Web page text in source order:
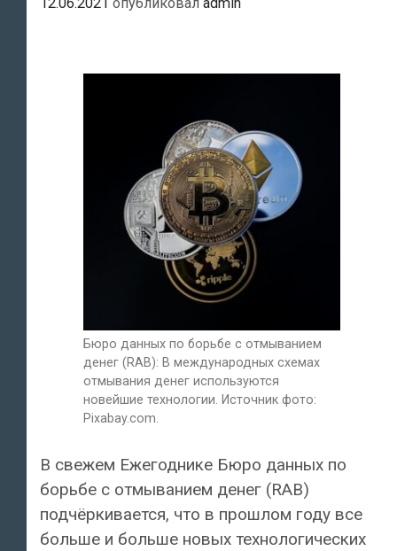
Бюро данных по борьбе с отмыванием
денег (RAB): В международных схемах
отмывания денег используются
новейшие технологии. Источник фото:
Pixabay.com.
В свежем Ежегоднике Бюро данных по
борьбе с отмыванием денег (RAB)
подчёркивается, что в прошлом году все
больше и больше новых технологических